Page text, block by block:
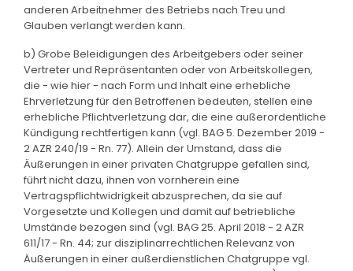
anderen Arbeitnehmer des Betriebs nach Treu und
Glauben verlangt werden kann.
b) Grobe Beleidigungen des Arbeitgebers oder seiner
Vertreter und Repräsentanten oder von Arbeitskollegen,
die - wie hier - nach Form und Inhalt eine erhebliche
Ehrverletzung für den Betroffenen bedeuten, stellen eine
erhebliche Pflichtverletzung dar, die eine außerordentliche
Kündigung rechtfertigen kann (vgl. BAG 5. Dezember 2019 -
2 AZR 240/19 - Rn. 77). Allein der Umstand, dass die
Äußerungen in einer privaten Chatgruppe gefallen sind,
führt nicht dazu, ihnen von vornherein eine
Vertragspflichtwidrigkeit abzusprechen, da sie auf
Vorgesetzte und Kollegen und damit auf betriebliche
Umstände bezogen sind (vgl. BAG 25. April 2018 - 2 AZR
611/17 - Rn. 44; zur disziplinarrechtlichen Relevanz von
Äußerungen in einer außerdienstlichen Chatgruppe vgl.